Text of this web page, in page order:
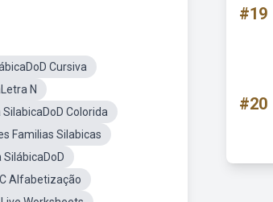
Cursiva
N
SilabicaDoD Colorida
Familias Silabicas
Alfabetização
#19
#20